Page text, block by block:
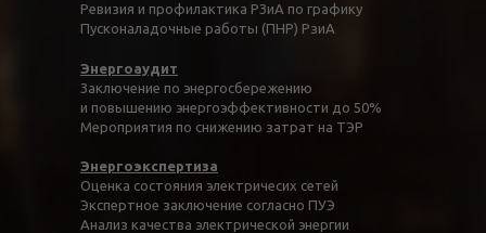
Ревизия и профилактика РЗиА по графику
Пусконаладочные работы (ПНР) РзиА
Энергоаудит
Заключение по энергосбережению
и повышению энергоэффективности до 50%
Мероприятия по снижению затрат на ТЭР
Энергоэкспертиза
Оценка состояния электричесих сетей
Экспертное заключение согласно ПУЭ
Анализ качества электрической энергии